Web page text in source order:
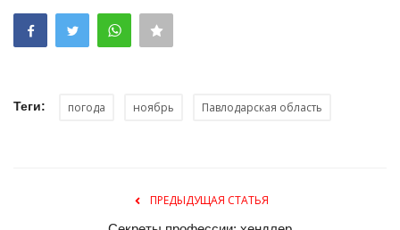
Теги: погода ноябрь Павлодарская область
ПРЕДЫДУЩАЯ СТАТЬЯ